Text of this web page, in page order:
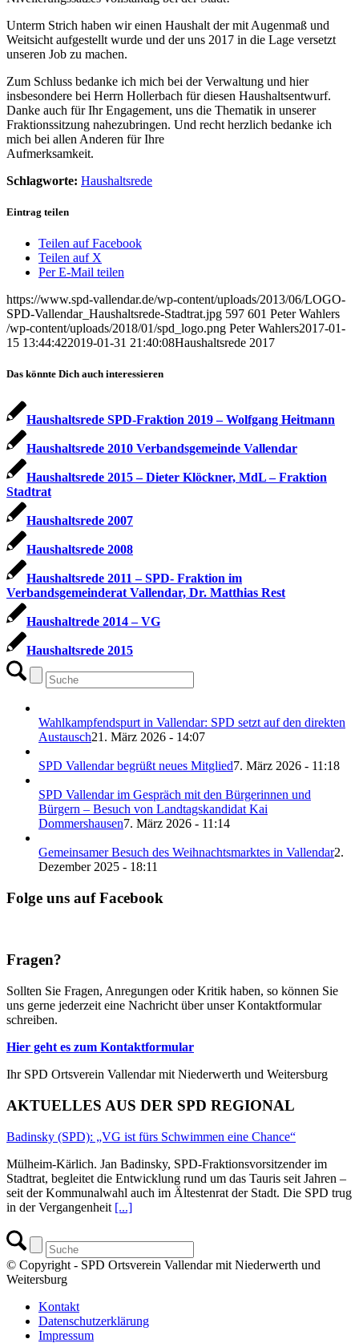
Unterm Strich haben wir einen Haushalt der mit Augenmaß und
Weitsicht aufgestellt wurde und der uns 2017 in die Lage versetzt
unseren Job zu machen.
Zum Schluss bedanke ich mich bei der Verwaltung und hier
insbesondere bei Herrn Hollerbach für diesen Haushaltsentwurf.
Danke auch für Ihr Engagement, uns die Thematik in unserer
Fraktionssitzung nahezubringen. Und recht herzlich bedanke ich
mich bei allen Anderen für Ihre
Aufmerksamkeit.
Schlagworte: Haushaltsrede
Eintrag teilen
Teilen auf Facebook
Teilen auf X
Per E-Mail teilen
https://www.spd-vallendar.de/wp-content/uploads/2013/06/LOGO-
SPD-Vallendar_Haushaltsrede-Stadtrat.jpg 597 601 Peter Wahlers
/wp-content/uploads/2018/01/spd_logo.png Peter Wahlers2017-01-
15 13:44:422019-01-31 21:40:08Haushaltsrede 2017
Das könnte Dich auch interessieren
Haushaltsrede SPD-Fraktion 2019 – Wolfgang Heitmann
Haushaltsrede 2010 Verbandsgemeinde Vallendar
Haushaltsrede 2015 – Dieter Klöckner, MdL – Fraktion
Stadtrat
Haushaltsrede 2007
Haushaltsrede 2008
Haushaltsrede 2011 – SPD- Fraktion im
Verbandsgemeinderat Vallendar, Dr. Matthias Rest
Haushaltrede 2014 – VG
Haushaltsrede 2015
Wahlkampfendspurt in Vallendar: SPD setzt auf den direkten
Austausch21. März 2026 - 14:07
SPD Vallendar begrüßt neues Mitglied7. März 2026 - 11:18
SPD Vallendar im Gespräch mit den Bürgerinnen und
Bürgern – Besuch von Landtagskandidat Kai
Dommershausen7. März 2026 - 11:14
Gemeinsamer Besuch des Weihnachtsmarktes in Vallendar2.
Dezember 2025 - 18:11
Folge uns auf Facebook
Fragen?
Sollten Sie Fragen, Anregungen oder Kritik haben, so können Sie
uns gerne jederzeit eine Nachricht über unser Kontaktformular
schreiben.
Hier geht es zum Kontaktformular
Ihr SPD Ortsverein Vallendar mit Niederwerth und Weitersburg
AKTUELLES AUS DER SPD REGIONAL
Badinsky (SPD): „VG ist fürs Schwimmen eine Chance“
Mülheim-Kärlich. Jan Badinsky, SPD-Fraktionsvorsitzender im
Stadtrat, begleitet die Entwicklung rund um das Tauris seit Jahren –
seit der Kommunalwahl auch im Ältestenrat der Stadt. Die SPD trug
in der Vergangenheit [...]
© Copyright - SPD Ortsverein Vallendar mit Niederwerth und
Weitersburg
Kontakt
Datenschutzerklärung
Impressum